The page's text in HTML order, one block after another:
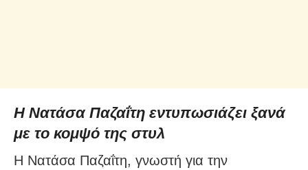
Η Νατάσα Παζαΐτη εντυπωσιάζει ξανά
με το κομψό της στυλ
Η Νατάσα Παζαΐτη, γνωστή για την